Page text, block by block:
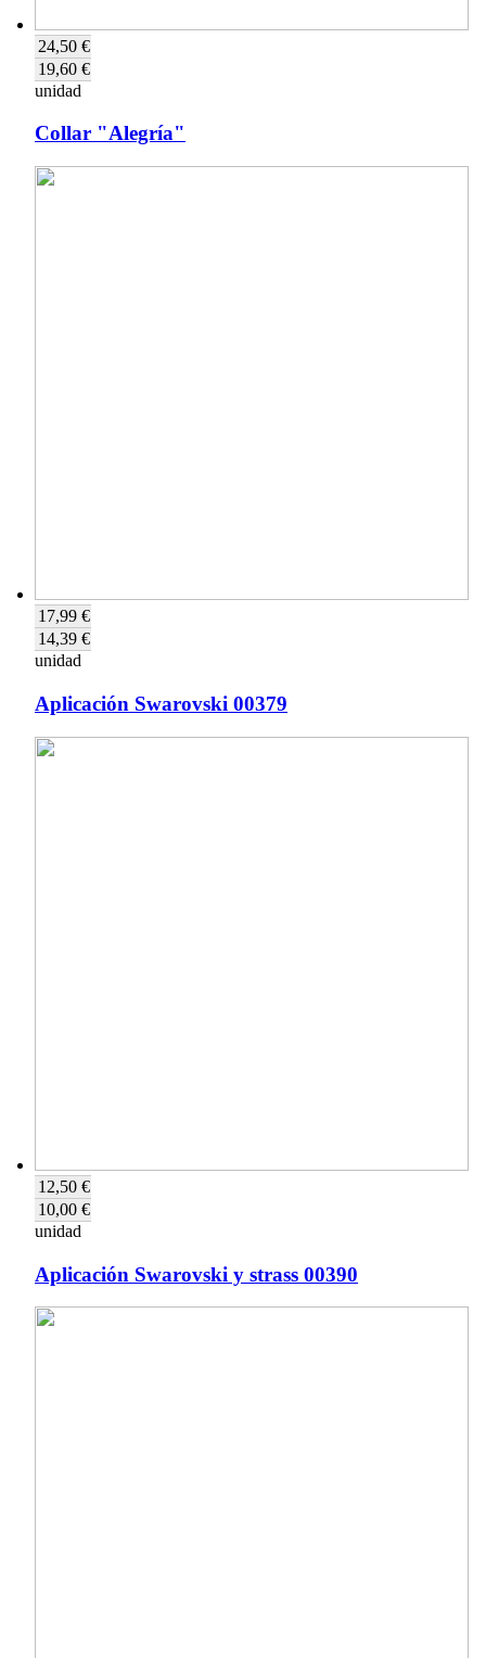
24,50 €
19,60 €
unidad
Collar "Alegría"
17,99 €
14,39 €
unidad
Aplicación Swarovski 00379
12,50 €
10,00 €
unidad
Aplicación Swarovski y strass 00390